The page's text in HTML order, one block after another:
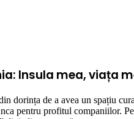
Insula mea, viața
dorința de a avea un spațiu
pentru profitul companiilor.